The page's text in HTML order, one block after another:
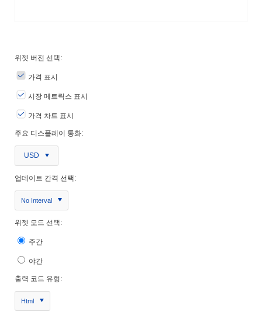
위젯 버전 선택:
가격 표시
시장 메트릭스 표시
가격 차트 표시
주요 디스플레이 통화:
USD
업데이트 간격 선택:
No Interval
위젯 모드 선택:
주간
야간
출력 코드 유형:
Html